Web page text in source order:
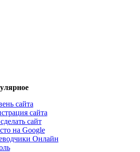
сайта
сайта
сайт
на Google
Онлайн